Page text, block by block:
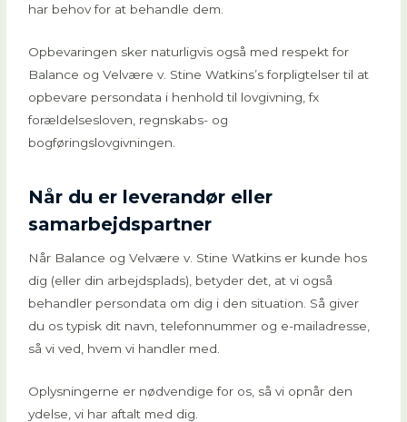
har behov for at behandle dem.
Opbevaringen sker naturligvis også med respekt for
Balance og Velvære v. Stine Watkins’s forpligtelser til at
opbevare persondata i henhold til lovgivning, fx
forældelsesloven, regnskabs- og
bogføringslovgivningen.
Når du er leverandør eller
samarbejdspartner
Når Balance og Velvære v. Stine Watkins er kunde hos
dig (eller din arbejdsplads), betyder det, at vi også
behandler persondata om dig i den situation. Så giver
du os typisk dit navn, telefonnummer og e-mailadresse,
så vi ved, hvem vi handler med.
Oplysningerne er nødvendige for os, så vi opnår den
ydelse, vi har aftalt med dig.